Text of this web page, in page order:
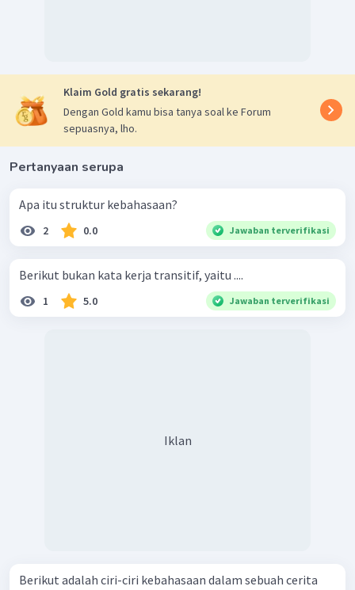
Klaim Gold gratis sekarang!
Dengan Gold kamu bisa tanya soal ke Forum
sepuasnya, lho.
Pertanyaan serupa
Apa itu struktur kebahasaan?
2 0.0 Jawaban terverifikasi
Berikut bukan kata kerja transitif, yaitu ....
1 5.0 Jawaban terverifikasi
Iklan
Berikut adalah ciri-ciri kebahasaan dalam sebuah cerita